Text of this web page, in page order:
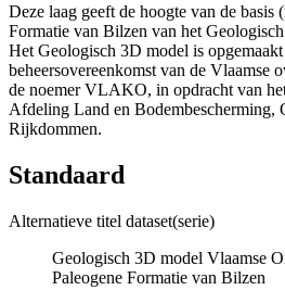
Deze laag geeft de hoogte van de basis
Formatie van Bilzen van het
Het Geologisch 3D model is
beheersovereenkomst van de Vlaamse
de noemer VLAKO, in opdracht van
Afdeling Land en Bodembescherming,
Rijkdommen.
Standaard
Alternatieve titel dataset(serie)
Geologisch 3D model Vlaamse
Paleogene Formatie van Bilzen